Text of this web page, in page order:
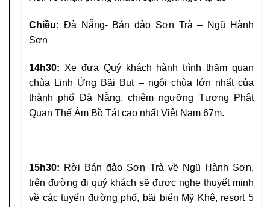
Chiều: Đà Nẵng- Bán đảo Sơn Trà – Ngũ Hành
Sơn
14h30: Xe đưa Quý khách hành trình thăm quan
chùa Linh Ứng Bãi Bụt – ngôi chùa lớn nhất của
thành phố Đà Nẵng, chiêm ngưỡng Tượng Phật
Quan Thế Âm Bồ Tát cao nhất Việt Nam 67m.
15h30: Rời Bán đảo Sơn Trà về Ngũ Hành Sơn,
trên đường đi quý khách sẽ được nghe thuyết minh
về các tuyến đường phố, bãi biển Mỹ Khê, resort 5